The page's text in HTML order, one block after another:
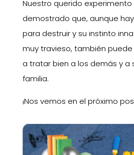
Nuestro querido experimento
demostrado que, aunque
para destruir y su instinto
muy travieso, también
a tratar bien a los demás y a
familia.
¡Nos vemos en el próximo